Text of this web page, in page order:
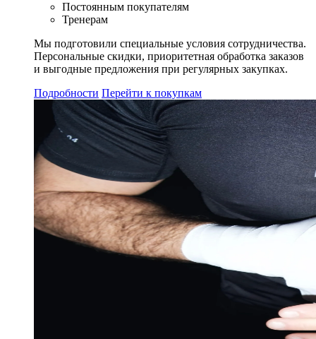
Постоянным покупателям
Тренерам
Мы подготовили специальные условия сотрудничества.
Персональные скидки, приоритетная обработка заказов
и выгодные предложения при регулярных закупках.
Подробности Перейти к покупкам